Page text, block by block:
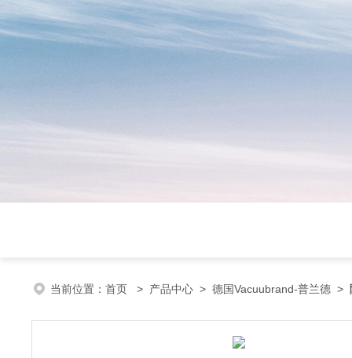
当前位置： 首页 > 产品中心 > 德国Vacuubrand-普兰德 >